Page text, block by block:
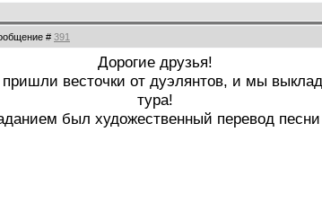
# 391
Дорогие друзья!
весточки от дуэлянтов, и мы
тура!
был художественный перевод